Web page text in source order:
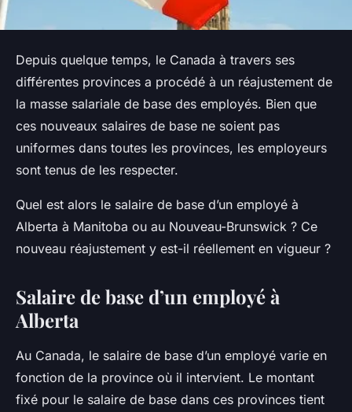
Depuis quelque temps, le Canada à travers ses
différentes provinces a procédé à un réajustement de
la masse salariale de base des employés. Bien que
ces nouveaux salaires de base ne soient pas
uniformes dans toutes les provinces, les employeurs
sont tenus de les respecter.
Quel est alors le salaire de base d’un employé à
Alberta à Manitoba ou au Nouveau-Brunswick ? Ce
nouveau réajustement y est-il réellement en vigueur ?
Salaire de base d’un employé à
Alberta
Au Canada, le salaire de base d’un employé varie en
fonction de la province où il intervient. Le montant
fixé pour le salaire de base dans ces provinces tient